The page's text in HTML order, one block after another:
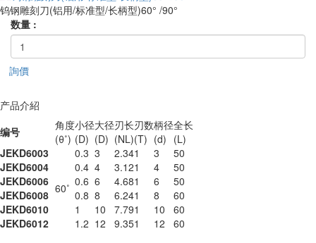
钨钢雕刻刀(铝用/标准型/长柄型)60° /90°
数量 :
詢價
产品介紹
编号
角度
(θ˚)
小径
(D)
大径
(D)
刃长
(NL)
刃数
(T)
柄径
(d)
全长
(L)
JEKD6003
60˚
0.3 3 2.341 3
50
JEKD6004
0.4 4 3.121 4
50
JEKD6006
0.6 6 4.681 6
50
JEKD6008
0.8 8 6.241 8
60
JEKD6010
1 10 7.791 10
60
JEKD6012
1.2 12 9.351 12
60